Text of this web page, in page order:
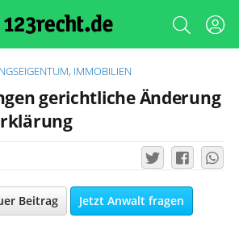
IMMOBILIEN
gerichtliche Änderung
Beitrag Jetzt Anwalt fragen